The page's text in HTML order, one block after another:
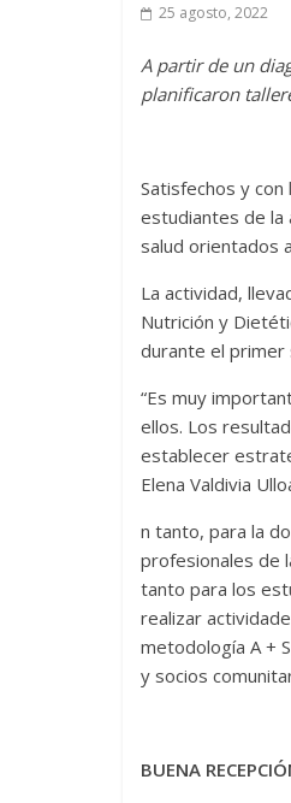
25 agosto, 2022
A partir de un
planificaron
Satisfechos y
estudiantes de la
salud orientados
La actividad,
Nutrición y
durante el
“Es muy
ellos. Los
establecer
Elena Valdivia
n tanto, para la
profesionales de
tanto para los
realizar
metodología A +
y socios
BUENA